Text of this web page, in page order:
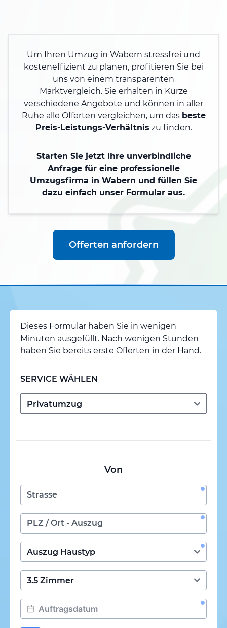
Um Ihren Umzug in Wabern stressfrei und
kosteneffizient zu planen, profitieren Sie bei
uns von einem transparenten
Marktvergleich. Sie erhalten in Kürze
verschiedene Angebote und können in aller
Ruhe alle Offerten vergleichen, um das beste
Preis-Leistungs-Verhältnis zu finden.
Starten Sie jetzt Ihre unverbindliche
Anfrage für eine professionelle
Umzugsfirma in Wabern und füllen Sie
dazu einfach unser Formular aus.
Offerten anfordern
Dieses Formular haben Sie in wenigen
Minuten ausgefüllt. Nach wenigen Stunden
haben Sie bereits erste Offerten in der Hand.
SERVICE WÄHLEN
Von